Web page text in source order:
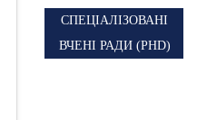
СПЕЦІАЛІЗОВАНІ
ВЧЕНІ РАДИ (PHD)